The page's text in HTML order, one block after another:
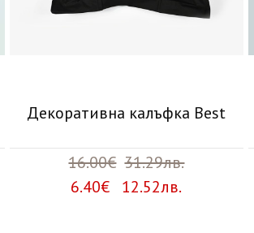
Декоративна калъфка Best
16.00€ 31.29лв.
6.40€ 12.52лв.